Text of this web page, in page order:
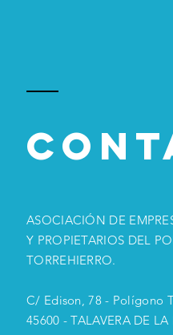
ASOCIACIÓN DE
Y PROPIETARIOS DEL
TORREHIERRO.
C/ Edison, 78 - Polígono
45600 - TALAVERA DE